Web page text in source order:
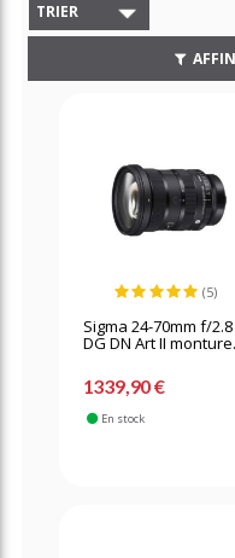
TRIER
(5)
Sigma 24-70mm f/2.8
DG DN Art II
1339,90 €
En stock